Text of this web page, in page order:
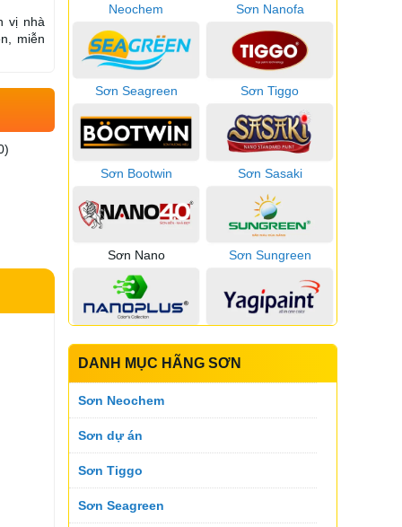
vị nhà
miễn
Neochem Sơn Nanofa
Sơn Seagreen Sơn Tiggo
Sơn Bootwin Sơn Sasaki
Sơn Nano Sơn Sungreen
Sơn Pspaint Sơn Vinashield
Sơn Zace
DANH MỤC HÃNG SƠN
Sơn Neochem
Sơn dự án
Sơn Tiggo
Sơn Seagreen